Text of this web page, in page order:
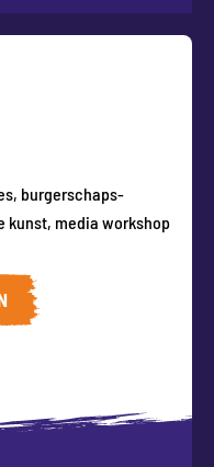
, burgerschaps-
kunst, media workshop